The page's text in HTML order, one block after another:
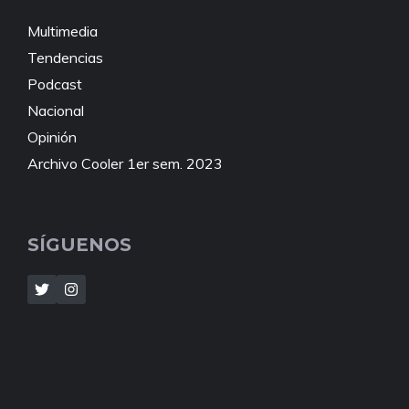
Multimedia
Tendencias
Podcast
Nacional
Opinión
Archivo Cooler 1er sem. 2023
SÍGUENOS